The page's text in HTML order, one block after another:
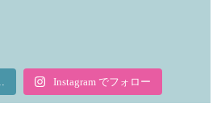
Instagram でフォロー